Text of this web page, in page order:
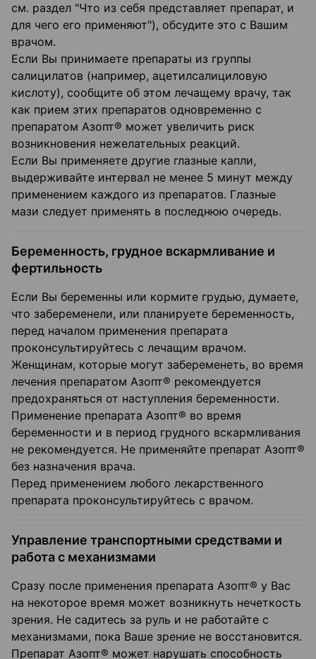
см. раздел "Что из себя представляет препарат, и
для чего его применяют"), обсудите это с Вашим
врачом.
Если Вы принимаете препараты из группы
салицилатов (например, ацетилсалициловую
кислоту), сообщите об этом лечащему врачу, так
как прием этих препаратов одновременно с
препаратом Азопт® может увеличить риск
возникновения нежелательных реакций.
Если Вы применяете другие глазные капли,
выдерживайте интервал не менее 5 минут между
применением каждого из препаратов. Глазные
мази следует применять в последнюю очередь.
Беременность, грудное вскармливание и
фертильность
Если Вы беременны или кормите грудью, думаете,
что забеременели, или планируете беременность,
перед началом применения препарата
проконсультируйтесь с лечащим врачом.
Женщинам, которые могут забеременеть, во время
лечения препаратом Азопт® рекомендуется
предохраняться от наступления беременности.
Применение препарата Азопт® во время
беременности и в период грудного вскармливания
не рекомендуется. Не применяйте препарат Азопт®
без назначения врача.
Перед применением любого лекарственного
препарата проконсультируйтесь с врачом.
Управление транспортными средствами и
работа с механизмами
Сразу после применения препарата Азопт® у Вас
на некоторое время может возникнуть нечеткость
зрения. Не садитесь за руль и не работайте с
механизмами, пока Ваше зрение не восстановится.
Препарат Азопт® может нарушать способность